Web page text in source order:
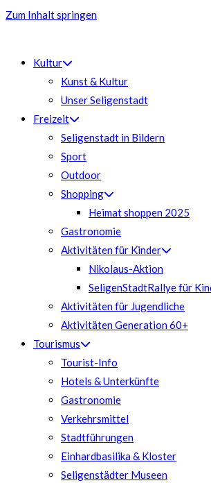
Zum Inhalt springen
Kultur
Kunst & Kultur
Unser Seligenstadt
Freizeit
Seligenstadt in Bildern
Sport
Outdoor
Shopping
Heimat shoppen 2025
Gastronomie
Aktivitäten für Kinder
Nikolaus-Aktion
SeligenStadtRallye für
Aktivitäten für Jugendliche
Aktivitäten Generation 60+
Tourismus
Tourist-Info
Hotels & Unterkünfte
Gastronomie
Verkehrsmittel
Stadtführungen
Einhardbasilika & Kloster
Seligenstädter Museen